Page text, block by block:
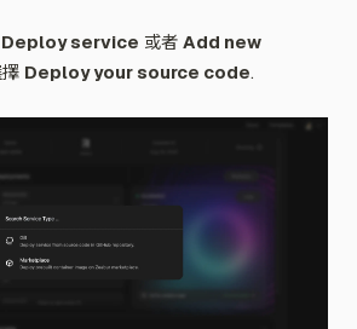
Deploy service 或者 Add new
Deploy your source code.